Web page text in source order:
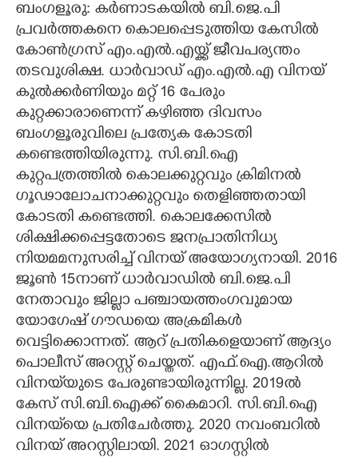
LITERATURE
ZOOM
CONTACT US
ബംഗളൂരു: കർണാടകയിൽ ബി.ജെ.പി
പ്രവർത്തകനെ കൊലപ്പെടുത്തിയ കേസിൽ
കോൺഗ്രസ് എം.എൽ.എയ്ക്ക് ജീവപര്യന്തം
തടവുശിക്ഷ. ധാർവാഡ് എം.എൽ.എ വിനയ്
കുൽക്കർണിയും മറ്റ് 16 പേരും
കുറ്റക്കാരാണെന്ന് കഴിഞ്ഞ ദിവസം
ബംഗളൂരുവിലെ പ്രത്യേക കോടതി
കണ്ടെത്തിയിരുന്നു. സി.ബി.ഐ
കുറ്റപത്രത്തിൽ കൊലക്കുറ്റവും ക്രിമിനൽ
ഗൂഢാലോചനാക്കുറ്റവും തെളിഞ്ഞതായി
കോടതി കണ്ടെത്തി. കൊലക്കേസിൽ
ശിക്ഷിക്കപ്പെട്ടതോടെ ജനപ്രാതിനിധ്യ
നിയമമനുസരിച്ച് വിനയ് അയോഗ്യനായി. 2016
ജൂൺ 15നാണ് ധാർവാഡിൽ ബി.ജെ.പി
നേതാവും ജില്ലാ പഞ്ചായത്തംഗവുമായ
യോഗേഷ് ഗൗഡയെ അക്രമികൾ
വെട്ടിക്കൊന്നത്. ആറ് പ്രതികളെയാണ് ആദ്യം
പൊലീസ് അറസ്റ്റ്‌ ചെയ്തത്. എഫ്‌.ഐ.ആറിൽ
വിനയ്‌യുടെ പേരുണ്ടായിരുന്നില്ല. 2019ൽ
കേസ് സി.ബി.ഐക്ക് കൈമാറി. സി.ബി.ഐ
വിനയ്‌യെ പ്രതിചേർത്തു. 2020 നവംബറിൽ
വിനയ് അറസ്റ്റിലായി. 2021 ഓഗസ്റ്റിൽ